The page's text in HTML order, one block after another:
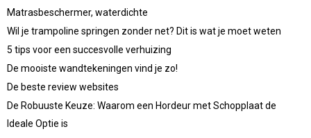
Matrasbeschermer, waterdichte
Wil je trampoline springen zonder net? Dit is wat je moet weten
5 tips voor een succesvolle verhuizing
De mooiste wandtekeningen vind je zo!
De beste review websites
De Robuuste Keuze: Waarom een Hordeur met Schopplaat de
Ideale Optie is